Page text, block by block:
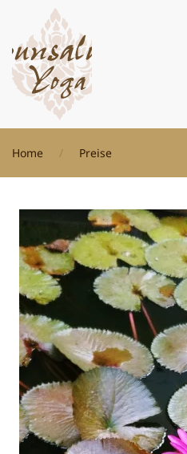
Zum Hauptinhalt springen
Home Preise